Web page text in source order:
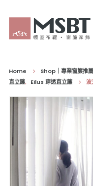
Home
Shop｜專業窗簾推
直立簾, Eilus 穿透直立簾 波